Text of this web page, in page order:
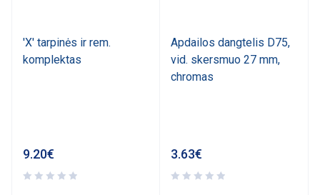
'X' tarpinės ir rem.
komplektas
9.20€
Apdailos dangtelis D75,
vid. skersmuo 27 mm,
chromas
3.63€